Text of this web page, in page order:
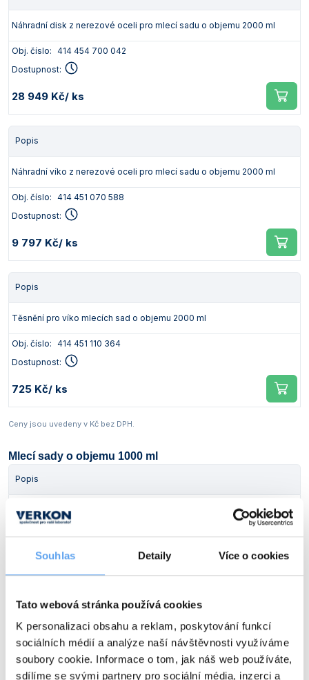
Souhlas Detaily Více o cookies
Tato webová stránka používá cookies
K personalizaci obsahu a reklam, poskytování funkcí
sociálních médií a analýze naší návštěvnosti využíváme
soubory cookie. Informace o tom, jak náš web používáte,
sdílíme se svými partnery pro sociální média, inzerci a
Náhradní disk z nerezové oceli pro mlecí sadu o objemu 2000 ml
Obj. číslo: 414 454 700 042
Dostupnost:
28 949 Kč/ ks
Popis
Náhradní víko z nerezové oceli pro mlecí sadu o objemu 2000 ml
Obj. číslo: 414 451 070 588
Dostupnost:
9 797 Kč/ ks
Popis
Těsnění pro víko mlecích sad o objemu 2000 ml
Obj. číslo: 414 451 110 364
Dostupnost:
725 Kč/ ks
Ceny jsou uvedeny v Kč bez DPH.
Mlecí sady o objemu 1000 ml
Popis
Mlecí sada z chromované oceli, objem 1000 ml
Obj. číslo: 414 454 620 016
Dostupnost:
Popis
Mlecí sada z nerezové oceli, objem 1000 ml